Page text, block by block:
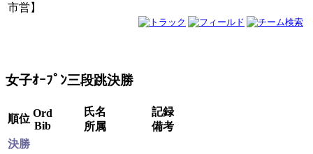
市営】
女子ｵｰﾌﾟﾝ三段跳決勝
順位 Ord
Bib
氏名
所属
記録
備考
決勝